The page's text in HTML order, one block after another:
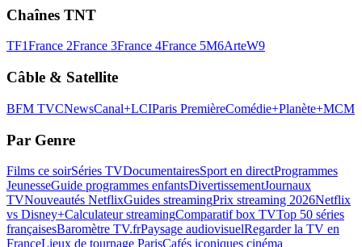
Chaînes TNT
TF1France 2France 3France 4France 5M6ArteW9
Câble & Satellite
BFM TVCNewsCanal+LCIParis PremièreComédie+Planète+MCM
Par Genre
Films ce soirSéries TVDocumentairesSport en directProgrammes
JeunesseGuide programmes enfantsDivertissementJournaux
TVNouveautés NetflixGuides streamingPrix streaming 2026Netflix
vs Disney+Calculateur streamingComparatif box TVTop 50 séries
françaisesBaromètre TV.frPaysage audiovisuelRegarder la TV en
FranceLieux de tournage ParisCafés iconiques cinéma